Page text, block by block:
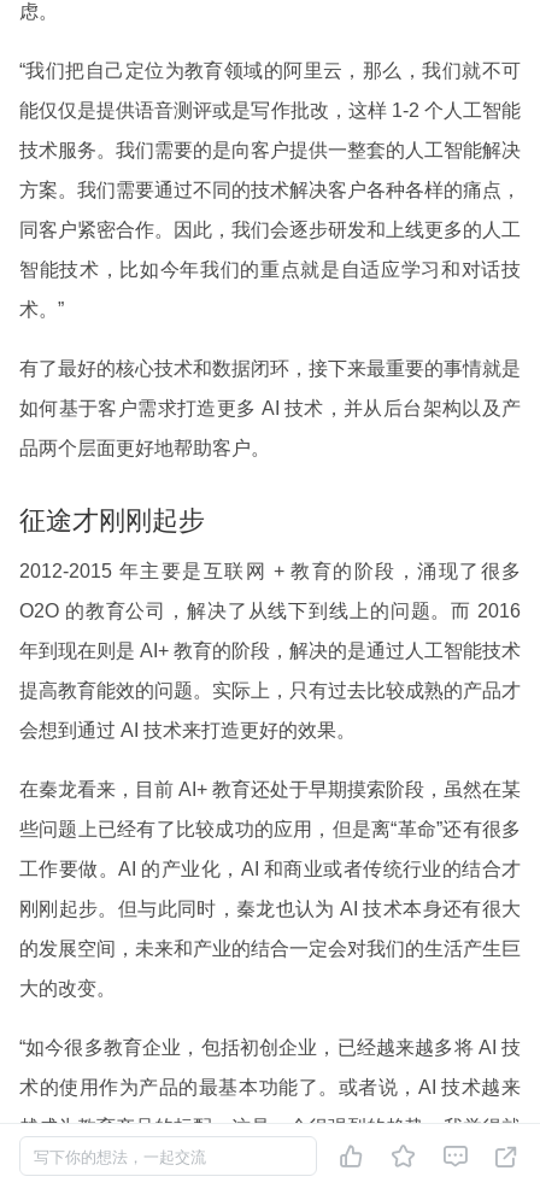
虑。
“我们把自己定位为教育领域的阿里云，那么，我们就不可
能仅仅是提供语音测评或是写作批改，这样 1-2 个人工智能
技术服务。我们需要的是向客户提供一整套的人工智能解决
方案。我们需要通过不同的技术解决客户各种各样的痛点，
同客户紧密合作。因此，我们会逐步研发和上线更多的人工
智能技术，比如今年我们的重点就是自适应学习和对话技
术。”
有了最好的核心技术和数据闭环，接下来最重要的事情就是
如何基于客户需求打造更多 AI 技术，并从后台架构以及产
品两个层面更好地帮助客户。
征途才刚刚起步
2012-2015 年主要是互联网 + 教育的阶段，涌现了很多
O2O 的教育公司，解决了从线下到线上的问题。而 2016
年到现在则是 AI+ 教育的阶段，解决的是通过人工智能技术
提高教育能效的问题。实际上，只有过去比较成熟的产品才
会想到通过 AI 技术来打造更好的效果。
在秦龙看来，目前 AI+ 教育还处于早期摸索阶段，虽然在某
些问题上已经有了比较成功的应用，但是离“革命”还有很多
工作要做。AI 的产业化，AI 和商业或者传统行业的结合才
刚刚起步。但与此同时，秦龙也认为 AI 技术本身还有很大
的发展空间，未来和产业的结合一定会对我们的生活产生巨
大的改变。
“如今很多教育企业，包括初创企业，已经越来越多将 AI 技
术的使用作为产品的最基本功能了。或者说，AI 技术越来
越成为教育产品的标配。这是一个很强烈的趋势，我觉得就
像云服务取代传统的自建机房服务器一样，越来越多的企业
写下你的想法，一起交流    